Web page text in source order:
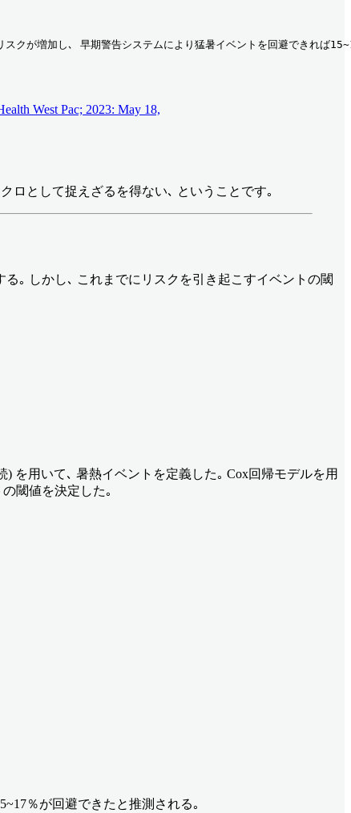
クが増加し､ 早期警告システムにより猛暑イベントを回避できれ
West Pac; 2023: May 18,
ロとして捉えざるを得ない､ ということです｡
｡ しかし､ これまでにリスクを引き起こすイベントの閾
を用いて､ 暑熱イベントを定義した｡ Cox回帰モデルを用
閾値を決定した｡
％が回避できたと推測される｡